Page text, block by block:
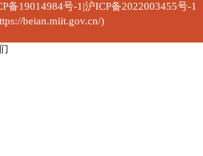
备19014984号-1|沪ICP备2022003455号-1
beian.miit.gov.cn/)